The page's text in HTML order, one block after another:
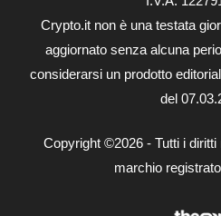
Crypto.it non è una testata
aggiornato senza alcuna
considerarsi un prodotto
del
Copyright ©2026 - Tutti i
marchio